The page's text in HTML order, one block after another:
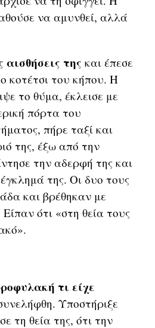
να αμυνθεί, αλλά
αισθήσεις της και έπεσε
κοτέτσι του κήπου. Η
το θύμα, έκλεισε με
πόρτα του
πήρε ταξί και
της, έξω από την
την αδερφή της και
της. Οι δυο τους
και βρέθηκαν με
Είπαν ότι «στη θεία τους
τι είχε
Υποστήριξε
τη θεία της, ότι την